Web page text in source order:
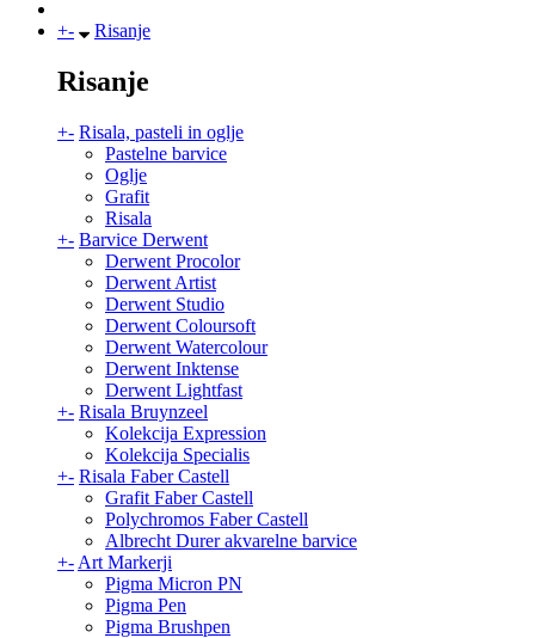
+- Risanje
Risanje
+- Risala, pasteli in oglje
Pastelne barvice
Oglje
Grafit
Risala
+- Barvice Derwent
Derwent Procolor
Derwent Artist
Derwent Studio
Derwent Coloursoft
Derwent Watercolour
Derwent Inktense
Derwent Lightfast
+- Risala Bruynzeel
Kolekcija Expression
Kolekcija Specialis
+- Risala Faber Castell
Grafit Faber Castell
Polychromos Faber Castell
Albrecht Durer akvarelne barvice
+- Art Markerji
Pigma Micron PN
Pigma Pen
Pigma Brushpen